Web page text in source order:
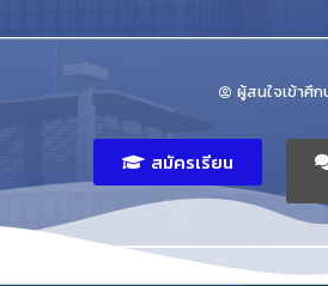
ผู้สนใจเข้าศึก
สมัครเรียน